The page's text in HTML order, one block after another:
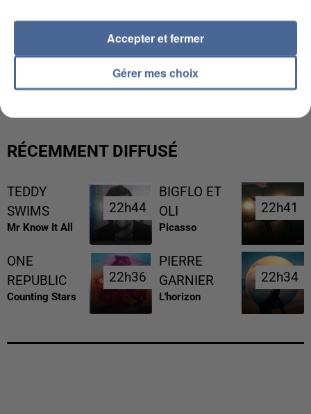
L’UN DES FONDATEURS SUPPOSÉS DE LA DZ
MAFIA INTERPELLÉ EN ALGÉRIE
RÉCEMMENT DIFFUSÉ
TEDDY
SWIMS
Mr Know It All
22h44
22h44
BIGFLO ET
OLI
Picasso
22h41
22h41
ONE
REPUBLIC
Counting Stars
22h36
22h36
PIERRE
GARNIER
L'horizon
22h34
22h34
Gérer mes choix
Accepter et fermer